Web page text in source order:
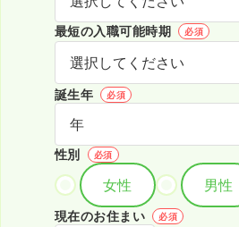
最短の入職可能時期 必須
誕生年 必須
性別 必須
女性 男性
現在のお住まい 必須